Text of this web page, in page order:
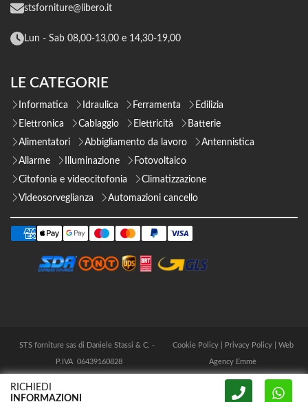
stsforniture@libero.it
Lun - Sab 08,00-13,00 e 14,30-19,00
LE CATEGORIE
Informatica Idraulica Ferramenta
Edilizia
Elettronica
Cablaggio Elettricità
Batterie
Alimentatori
Abbigliamento da lavoro
Antennistica
Allarme
Illuminazione
Fotovoltaico
Citofonia e videocitofonia
Climatizzazione
Videosorveglianza
Automazioni cancello
STS forniture sas di Daniele Stassi & C. -
P.IVA 06439160828
Cookie Policy| Privacy Policy| Web
Agency Emmè
RICHIEDI
INFORMAZIONI